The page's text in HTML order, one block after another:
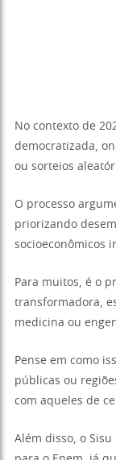
No contexto de
democratizada,
ou sorteios
O processo
priorizando
socioeconômicos
Para muitos, é o
transformadora,
medicina ou
Pense em como
públicas ou
com aqueles de
Além disso, o